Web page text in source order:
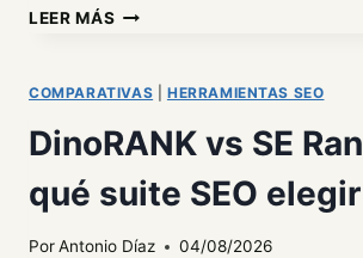
LEER MÁS CÓMO
CHATGPT
TU
COMPARATIVAS HERRAMIENTAS SEO
DinoRANK vs SE
qué suite SEO elegir
PorAntonio Díaz 04/08/2026